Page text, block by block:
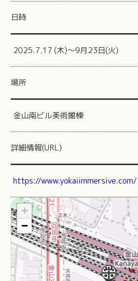
日時
2025.7.17 (木)～9月23日(火)
場所
金山南ビル美術館棟
詳細情報(URL)
https://www.yokaiimmersive.com/
+
−